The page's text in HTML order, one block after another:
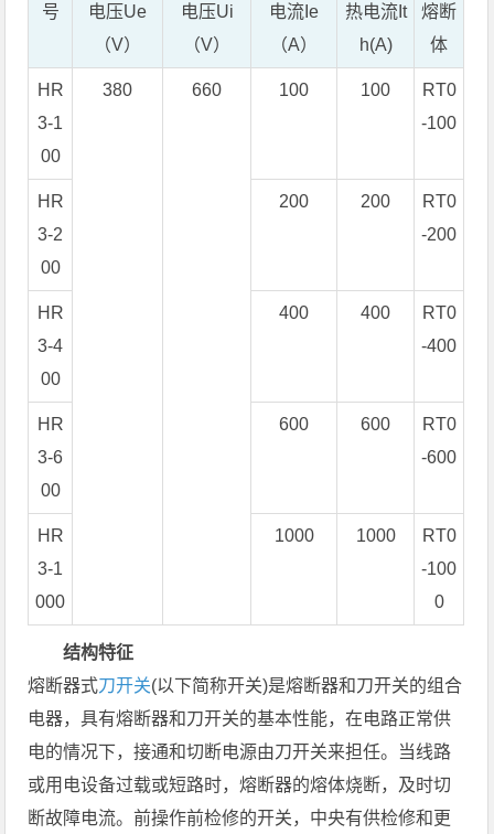
号
电压Ue
（V）
电压Ui
（V）
电流Ie
（A）
热电流It
h(A)
熔断
体
HR
3-1
00
380 660 100 100
RT0
-100
HR
3-2
00
200 200
RT0
-200
HR
3-4
00
400 400
RT0
-400
HR
3-6
00
600 600
RT0
-600
HR
3-1
000
1000 1000
RT0
-100
0
结构特征
熔断器式刀开关(以下简称开关)是熔断器和刀开关的组合
电器，具有熔断器和刀开关的基本性能，在电路正常供
电的情况下，接通和切断电源由刀开关来担任。当线路
或用电设备过载或短路时，熔断器的熔体烧断，及时切
断故障电流。前操作前检修的开关，中央有供检修和更